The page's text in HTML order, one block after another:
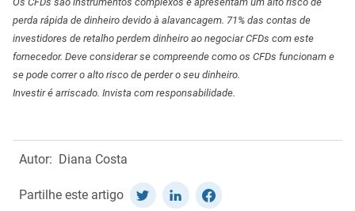
perda rápida de dinheiro devido à alavancagem. 71% das contas de
investidores de retalho perdem dinheiro ao negociar CFDs com este
fornecedor. Deve considerar se compreende como os CFDs funcionam e
se pode correr o alto risco de perder o seu dinheiro.
Investir é arriscado. Invista com responsabilidade.
Autor: Diana Costa
Partilhe este artigo